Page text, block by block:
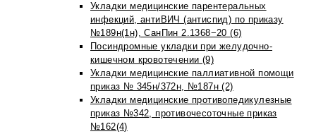
Укладки медицинские парентеральных
инфекций, антиВИЧ (антиспид) по приказу
№189н(1н), СанПин 2.1368−20 (6)
Посиндромные укладки при желудочно-
кишечном кровотечении (9)
Укладки медицинские паллиативной помощи
приказ № 345н/372н, №187н (2)
Укладки медицинские противопедикулезные
приказ №342, противочесоточные приказ
№162(4)